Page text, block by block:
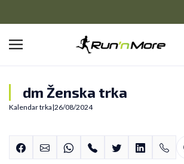
dm Ženska trka
Kalendar trka|26/08/2024